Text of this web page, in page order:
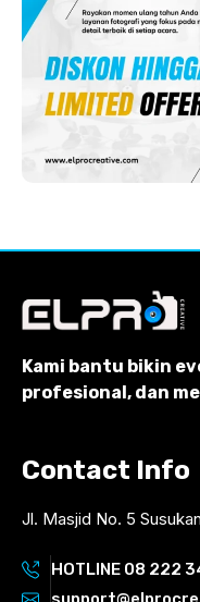
Kami bantu bikin
profesional, dan
Contact Info
Jl. Masjid No. 5
HOTLINE 08 222